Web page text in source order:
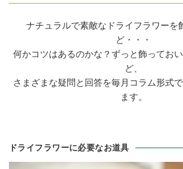
ナチュラルで素敵なドライフラワーを
ど・・・
何かコツはあるのかな？ずっと飾ってお
ど、
さまざまな疑問と回答を毎月コラム形式
ます。
ドライフラワーに必要なお道具